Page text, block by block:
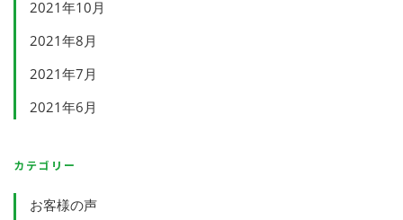
2021年10月
2021年8月
2021年7月
2021年6月
カテゴリー
お客様の声